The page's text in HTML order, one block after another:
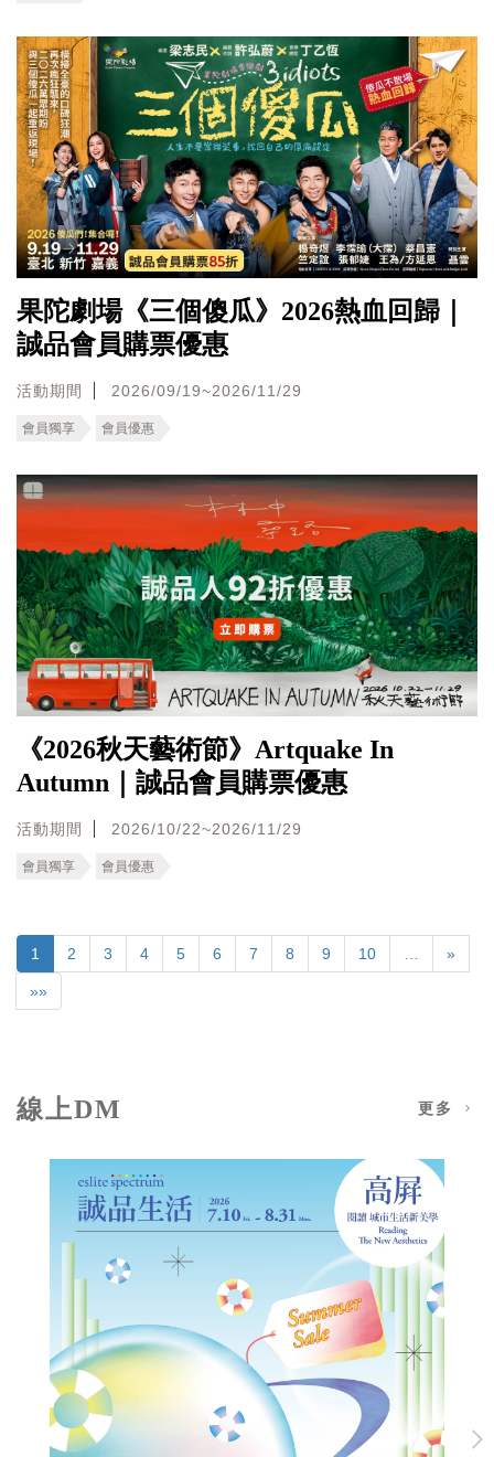
果陀劇場《三個傻瓜》2026熱血回歸｜
誠品會員購票優惠
活動期間 2026/09/19~2026/11/29
會員獨享 會員優惠
《2026秋天藝術節》Artquake In
Autumn｜誠品會員購票優惠
活動期間 2026/10/22~2026/11/29
會員獨享 會員優惠
1 2 3 4 5 6 7 8 9 10 »
»»
線上DM 更多